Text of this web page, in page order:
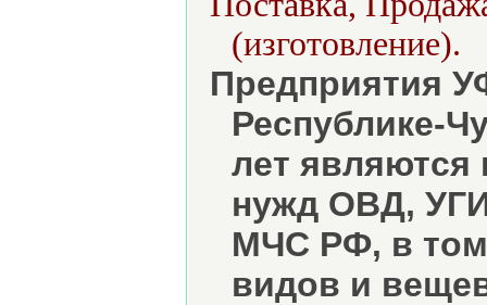
(изготовление).
Предприятия
Республике-
лет являются
нужд ОВД,
МЧС РФ, в том
видов и